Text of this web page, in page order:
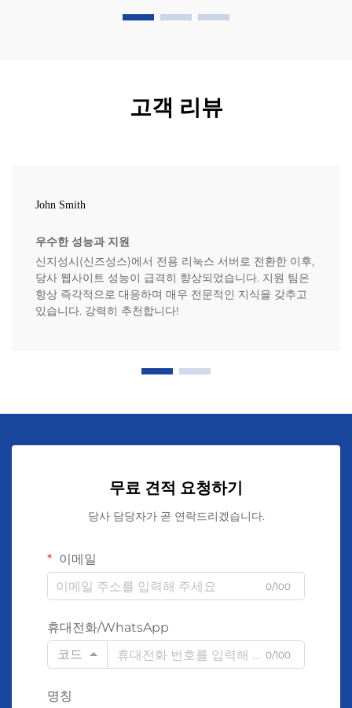
고객 리뷰
John Smith
우수한 성능과 지원
신지성시(신즈성스)에서 전용 리눅스 서버로 전환한 이후,
당사 웹사이트 성능이 급격히 향상되었습니다. 지원 팀은
항상 즉각적으로 대응하며 매우 전문적인 지식을 갖추고
있습니다. 강력히 추천합니다!
무료 견적 요청하기
당사 담당자가 곧 연락드리겠습니다.
이메일
0/100
휴대전화/WhatsApp
코드
0/100
명칭